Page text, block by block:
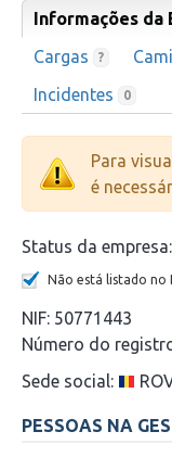
Informações da
Cargas
?
Incidentes 0
Para
é
Status da empresa:
Não está listado no
NIF: 50771443
Número do
Sede social:
PESSOAS NA